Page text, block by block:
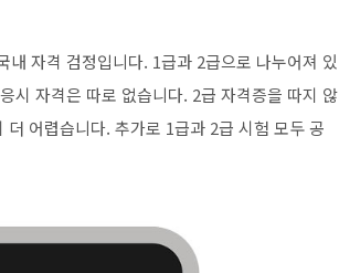
자격 검정입니다. 1급과 2급으로 나누어져 있
시 자격은 따로 없습니다. 2급 자격증을 따지 않
어렵습니다. 추가로 1급과 2급 시험 모두 공